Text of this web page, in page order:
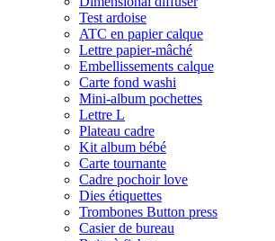
Test ardoise
ATC en papier calque
Lettre papier-mâché
Embellissements calque
Carte fond washi
Mini-album pochettes
Lettre L
Plateau cadre
Kit album bébé
Carte tournante
Cadre pochoir love
Dies étiquettes
Trombones Button press
Casier de bureau